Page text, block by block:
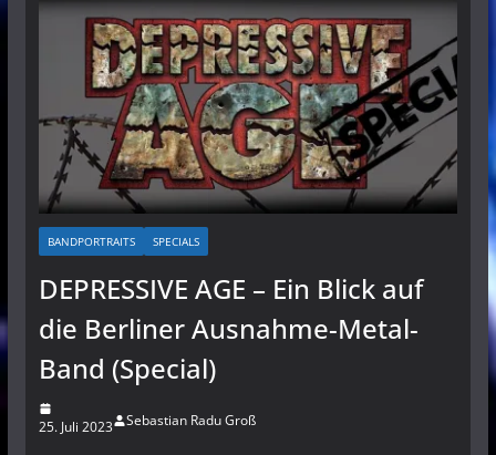
BANDPORTRAITS SPECIALS
DEPRESSIVE AGE – Ein Blick auf
die Berliner Ausnahme-Metal-
Band (Special)
25. Juli 2023 Sebastian Radu Groß